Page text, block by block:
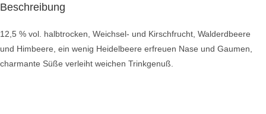
Beschreibung
12,5 % vol. halbtrocken, Weichsel- und Kirschfrucht, Walderdbeere
und Himbeere, ein wenig Heidelbeere erfreuen Nase und Gaumen,
charmante Süße verleiht weichen Trinkgenuß.